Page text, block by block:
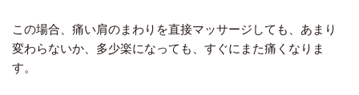
この場合、痛い肩のまわりを直接マッサージしても、あまり
変わらないか、多少楽になっても、すぐにまた痛くなりま
す。